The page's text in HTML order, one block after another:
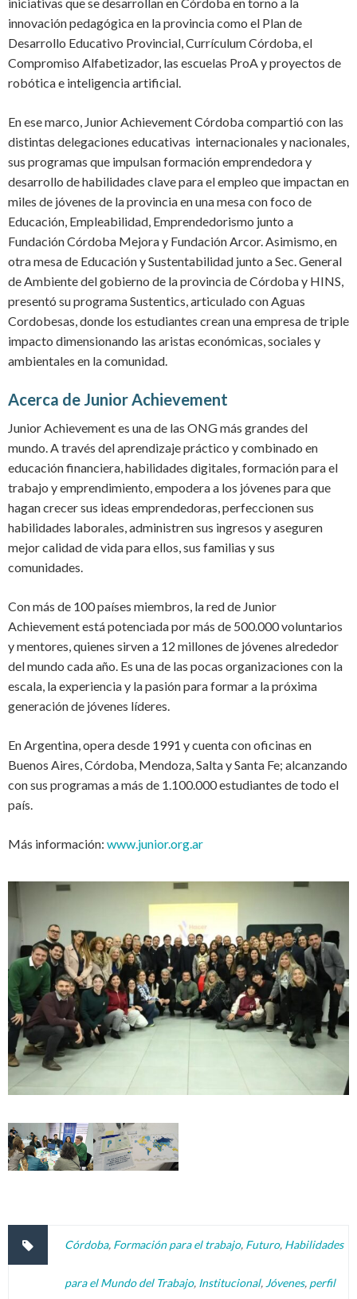
innovación pedagógica en la provincia como el Plan de
Desarrollo Educativo Provincial, Currículum Córdoba, el
Compromiso Alfabetizador, las escuelas ProA y proyectos de
robótica e inteligencia artificial.
En ese marco, Junior Achievement Córdoba compartió con las
distintas delegaciones educativas internacionales y nacionales,
sus programas que impulsan formación emprendedora y
desarrollo de habilidades clave para el empleo que impactan en
miles de jóvenes de la provincia en una mesa con foco de
Educación, Empleabilidad, Emprendedorismo junto a
Fundación Córdoba Mejora y Fundación Arcor. Asimismo, en
otra mesa de Educación y Sustentabilidad junto a Sec. General
de Ambiente del gobierno de la provincia de Córdoba y HINS,
presentó su programa Sustentics, articulado con Aguas
Cordobesas, donde los estudiantes crean una empresa de triple
impacto dimensionando las aristas económicas, sociales y
ambientales en la comunidad.
Acerca de Junior Achievement
Junior Achievement es una de las ONG más grandes del
mundo. A través del aprendizaje práctico y combinado en
educación financiera, habilidades digitales, formación para el
trabajo y emprendimiento, empodera a los jóvenes para que
hagan crecer sus ideas emprendedoras, perfeccionen sus
habilidades laborales, administren sus ingresos y aseguren
mejor calidad de vida para ellos, sus familias y sus
comunidades.
Con más de 100 países miembros, la red de Junior
Achievement está potenciada por más de 500.000 voluntarios
y mentores, quienes sirven a 12 millones de jóvenes alrededor
del mundo cada año. Es una de las pocas organizaciones con la
escala, la experiencia y la pasión para formar a la próxima
generación de jóvenes líderes.
En Argentina, opera desde 1991 y cuenta con oficinas en
Buenos Aires, Córdoba, Mendoza, Salta y Santa Fe; alcanzando
con sus programas a más de 1.100.000 estudiantes de todo el
país.
Más información: www.junior.org.ar
Córdoba, Formación para el trabajo, Futuro, Habilidades
para el Mundo del Trabajo, Institucional, Jóvenes, perfil